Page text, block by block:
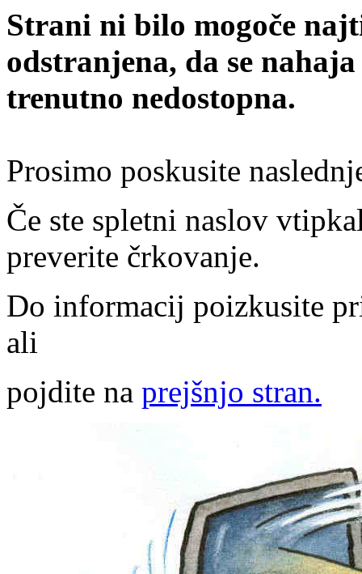
Strani ni bilo mogoče
odstranjena, da se
trenutno nedostopna.
Prosimo poskusite
Če ste spletni naslov
preverite črkovanje.
Do informacij poizkusite
ali
pojdite na prejšnjo stran.